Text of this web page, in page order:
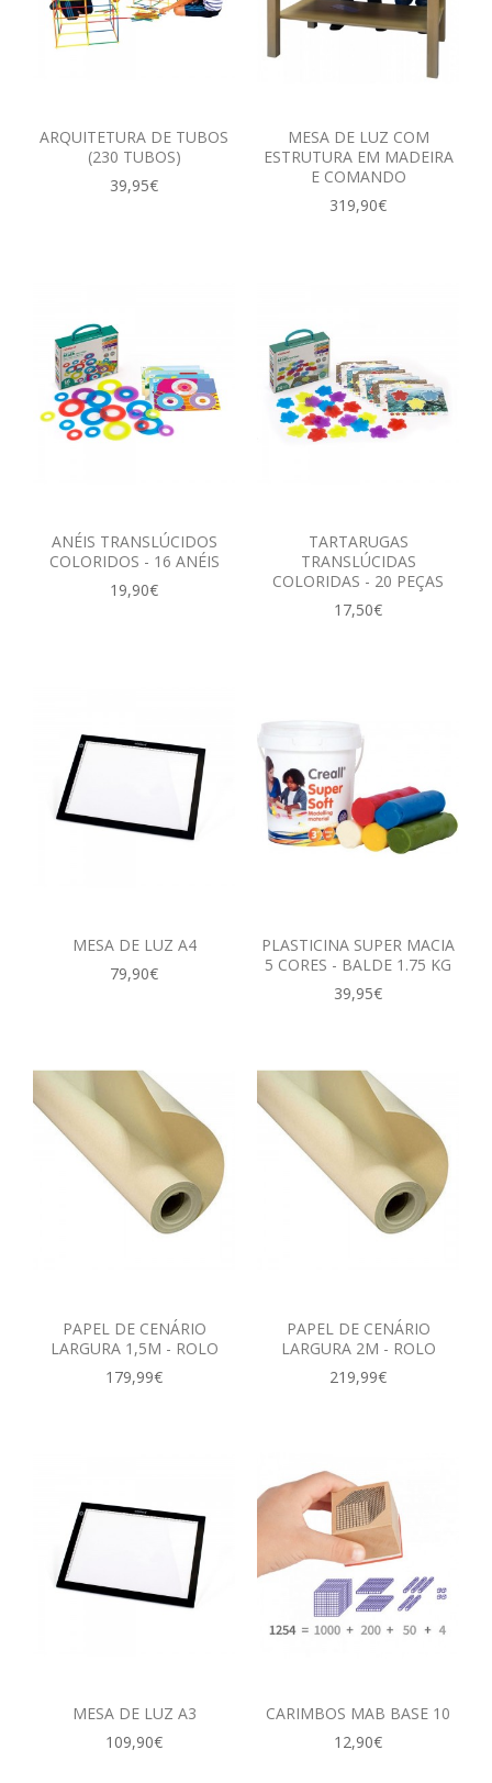
ARQUITETURA DE TUBOS
(230 TUBOS)
39,95€
MESA DE LUZ COM
ESTRUTURA EM MADEIRA
E COMANDO
319,90€
ANÉIS TRANSLÚCIDOS
COLORIDOS - 16 ANÉIS
19,90€
TARTARUGAS
TRANSLÚCIDAS
COLORIDAS - 20 PEÇAS
17,50€
MESA DE LUZ A4
79,90€
PLASTICINA SUPER MACIA
5 CORES - BALDE 1.75 KG
39,95€
PAPEL DE CENÁRIO
LARGURA 1,5M - ROLO
179,99€
PAPEL DE CENÁRIO
LARGURA 2M - ROLO
219,99€
MESA DE LUZ A3
109,90€
CARIMBOS MAB BASE 10
12,90€